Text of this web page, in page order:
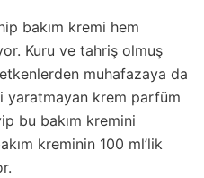
bakım kremi hem
Kuru ve tahriş olmuş
muhafazaya da
yaratmayan krem parfüm
bu bakım kremini
kreminin 100 ml’lik